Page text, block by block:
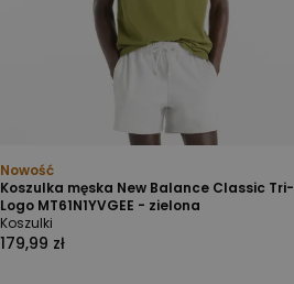
Nowość
Koszulka męska New Balance Classic Tri-
Logo MT61N1YVGEE - zielona
Koszulki
179,99 zł